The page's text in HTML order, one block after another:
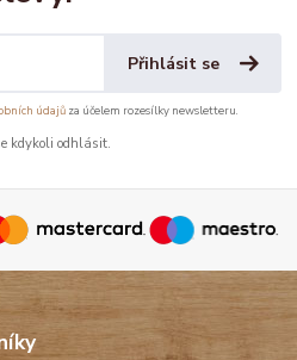
Přihlásit se
údajůza účelem rozesílky newsletteru.
kdykoli odhlásit.